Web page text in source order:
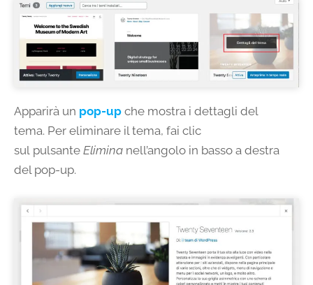
Apparirà un pop-up che mostra i dettagli del
tema. Per eliminare il tema, fai clic
sul pulsante Elimina nell’angolo in basso a destra
del pop-up.